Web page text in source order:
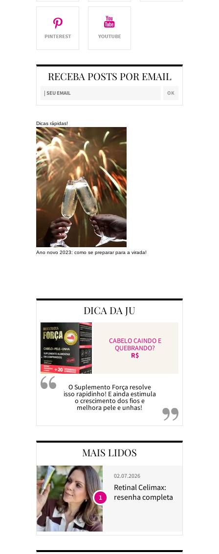
RECEBA POSTS POR EMAIL
Dicas rápidas!
Ano novo 2023: como se preparar para a virada!
DICA DA JU
CABELO CAINDO E
QUEBRANDO?
R$
O Suplemento Força resolve
isso rapidinho! E ainda estimula
o crescimento dos fios e
melhora pele e unhas!
MAIS LIDOS
02.07.2026
Retinal Celimax:
resenha completa
1